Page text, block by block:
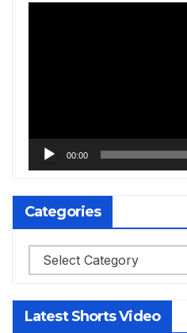
00:00
Categories
Categories
Latest Shorts Video